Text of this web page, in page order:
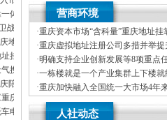
体化新模式重庆“生态蓝”守护巴山渝水生
战
地址挂靠防线——大渡口区开展大型主题
挂靠第二批未来产业标志性产品公示
携手筑牢安全屏障
陪诊服务升温
庆市预防未成年人犯罪条例》明确——可
电动自行车首次被纳入，重庆无地址注册
源”做成“热产业”？
营商环境
·重庆资本市场“含科量”重庆地址挂
新上市及在审企业均为科技企业
·重庆虚拟地址注册公司多措并举
资便利化持续夯实内陆对外开放金
·明确支持企业创新发展等8项重点
造“168”重庆地址挂靠渝法护商品牌
·一栋楼就是一个产业集群上下楼
·重庆加快融入全国统一大市场4年
20%，重庆地址挂靠民营经济增加
增加值近6万亿元！川渝民营经济
区公司注册地址挂靠域高质量发展
人社动态